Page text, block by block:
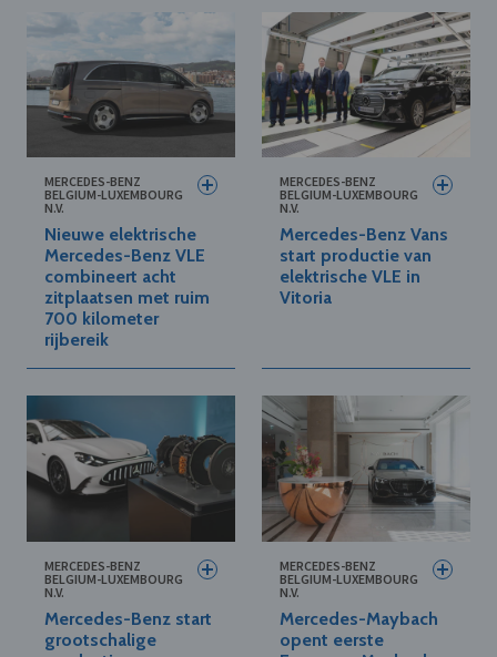
MERCEDES-BENZ
BELGIUM-LUXEMBOURG
N.V.
Nieuwe elektrische
Mercedes-Benz VLE
combineert acht
zitplaatsen met ruim
700 kilometer
rijbereik
MERCEDES-BENZ
BELGIUM-LUXEMBOURG
N.V.
Mercedes-Benz Vans
start productie van
elektrische VLE in
Vitoria
MERCEDES-BENZ
BELGIUM-LUXEMBOURG
N.V.
Mercedes-Benz start
grootschalige
MERCEDES-BENZ
BELGIUM-LUXEMBOURG
N.V.
Mercedes-Maybach
opent eerste